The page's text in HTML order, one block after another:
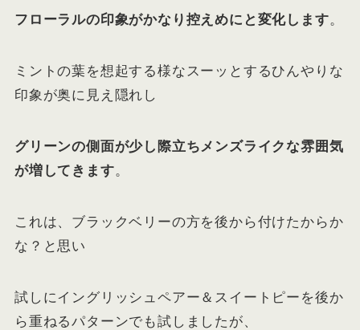
フローラルの印象がかなり控えめにと変化します。
ミントの葉を想起する様なスーッとするひんやりな
印象が奥に見え隠れし
グリーンの側面が少し際立ちメンズライクな雰囲気
が増してきます。
これは、ブラックベリーの方を後から付けたからか
な？と思い
試しにイングリッシュペアー＆スイートピーを後か
ら重ねるパターンでも試しましたが、